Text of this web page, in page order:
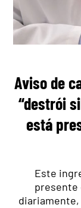
Aviso de
“destrói
está
Este
presente
diariamente,